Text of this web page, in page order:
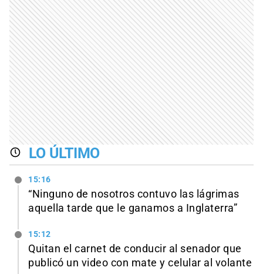
LO ÚLTIMO
15:16
“Ninguno de nosotros contuvo las lágrimas
aquella tarde que le ganamos a Inglaterra”
15:12
Quitan el carnet de conducir al senador que
publicó un video con mate y celular al volante